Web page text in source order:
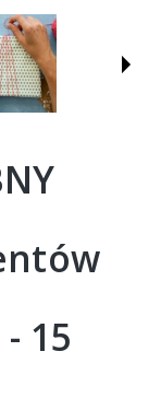
15